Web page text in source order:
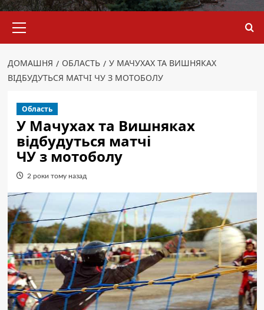
меню
ДОМАШНЯ ОБЛАСТЬ
У МАЧУХАХ ТА ВИШНЯКАХ
ВІДБУДУТЬСЯ МАТЧІ ЧУ З МОТОБОЛУ
Область
У Мачухах та Вишняках
відбудуться матчі
ЧУ з мотоболу
2 роки тому назад